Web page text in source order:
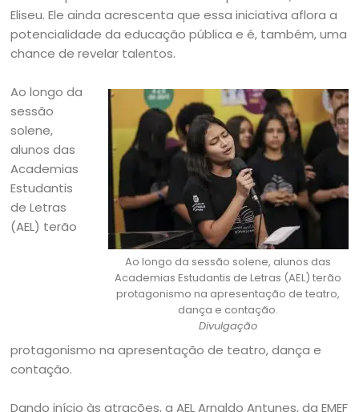
Eliseu. Ele ainda acrescenta que essa iniciativa aflora a
potencialidade da educação pública e é, também, uma
chance de revelar talentos.
Ao longo da sessão solene, alunos das
Academias Estudantis de Letras (AEL) terão
protagonismo na apresentação de teatro,
dança e contação.
Divulgação
Ao longo da
sessão
solene,
alunos das
Academias
Estudantis
de Letras
(AEL) terão
protagonismo na apresentação de teatro, dança e
contação.
Dando início às atrações, a AEL Arnaldo Antunes, da EMEF